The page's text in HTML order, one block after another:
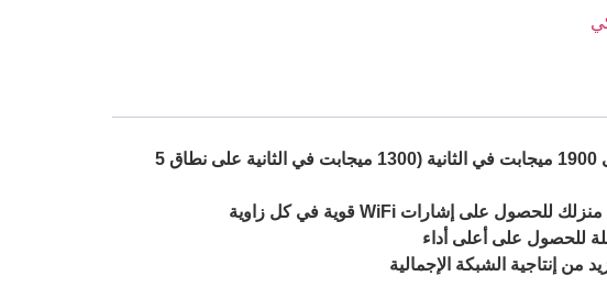
سرعات النطاق المزدوج AC1900 – استمتع بالترفيه المنزلي دون أي تأخير، حيث تصل إلى سرعات تصل إلى 1900 ميجابت في الثانية (1300 ميجابت في الثانية على نطاق 5
للحصول على أعلى أداء